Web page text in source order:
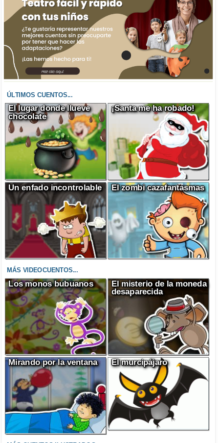
ÚLTIMOS CUENTOS...
El lugar donde llueve
chocolate
¡Santa me ha robado!
Un enfado incontrolable El zombi cazafantasmas
MÁS VIDEOCUENTOS...
Los monos bubuanos
El misterio de la moneda
desaparecida
Mirando por la ventana El murcipájaro